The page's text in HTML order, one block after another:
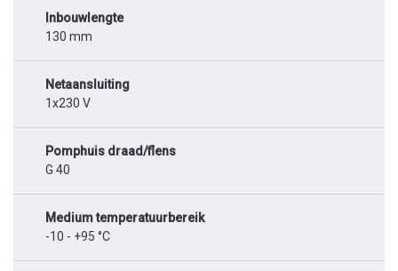
Inbouwlengte
130 mm
Netaansluiting
1x230 V
Pomphuis draad/flens
G 40
Medium temperatuurbereik
-10 - +95 °C